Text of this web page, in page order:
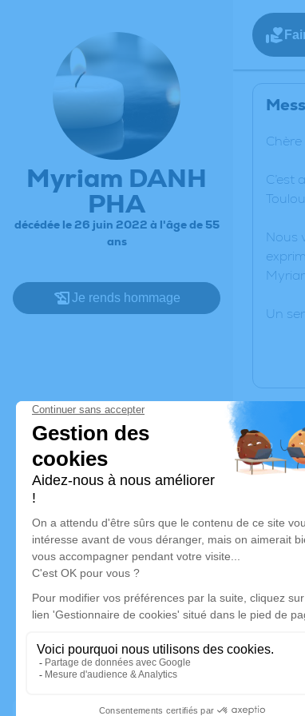
Myriam DANH
PHA
décédée le 26 juin 2022 à l'âge de 55
ans
Je rends hommage
Nous
Un